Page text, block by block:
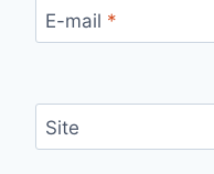
E-mail *
Site